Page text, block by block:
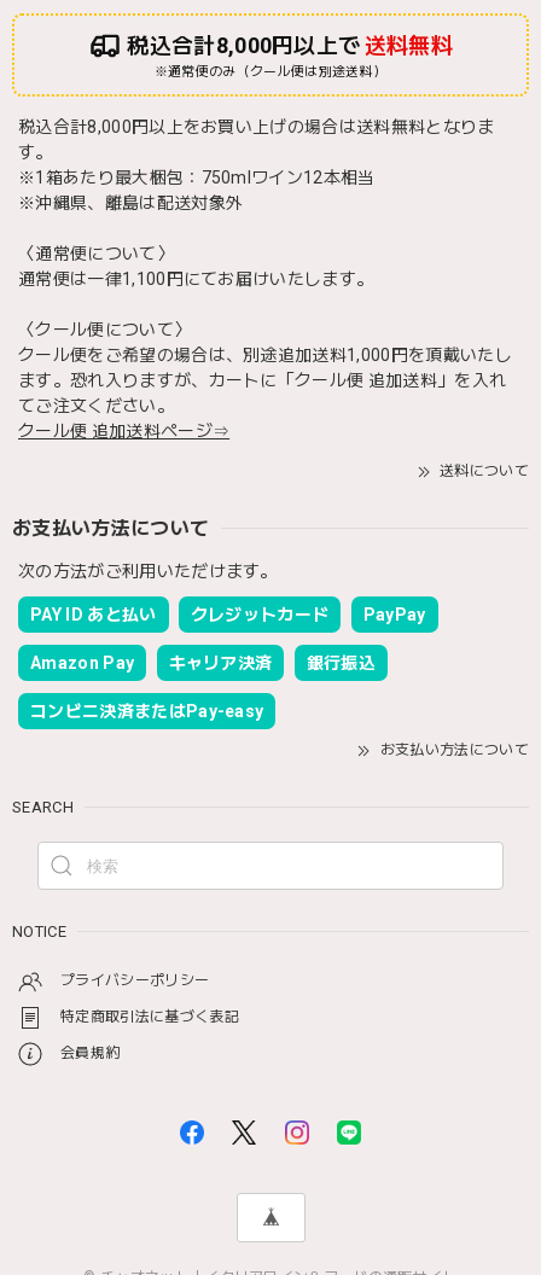
税込合計8,000円以上で送料無料
※通常便のみ（クール便は別途送料）
税込合計8,000円以上をお買い上げの場合は送料無料となりま
す。
※1箱あたり最大梱包：750mlワイン12本相当
※沖縄県、離島は配送対象外
〈通常便について〉
通常便は一律1,100円にてお届けいたします。
〈クール便について〉
クール便をご希望の場合は、別途追加送料1,000円を頂戴いたし
ます。恐れ入りますが、カートに「クール便 追加送料」を入れ
てご注文ください。
クール便 追加送料ページ⇒
送料について
お支払い方法について
次の方法がご利用いただけます。
PAY ID あと払い クレジットカード PayPay
Amazon Pay キャリア決済 銀行振込
コンビニ決済またはPay-easy
お支払い方法について
SEARCH
NOTICE
プライバシーポリシー
特定商取引法に基づく表記
会員規約